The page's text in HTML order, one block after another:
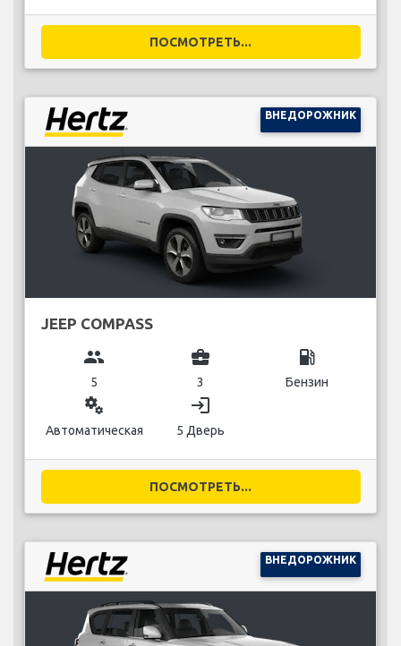
ПОСМОТРЕТЬ...
ВНЕДОРОЖНИК
JEEP COMPASS
group
5
business_center
3
local_gas_station
Бензин
miscellaneous_services
Автоматическая
login
5 Дверь
ПОСМОТРЕТЬ...
ВНЕДОРОЖНИК